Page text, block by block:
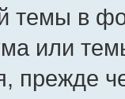
темы в
или
прежде